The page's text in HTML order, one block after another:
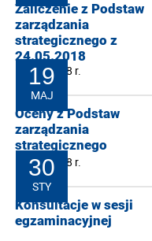
Zaliczenie z Podstaw
zarządzania
strategicznego z
24.05.2018
24-05-2018 r.
19
MAJ
Oceny z Podstaw
zarządzania
strategicznego
19-05-2018 r.
30
STY
Konsultacje w sesji
egzaminacyjnej